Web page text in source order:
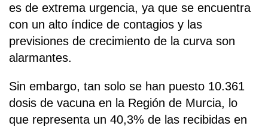
es de extrema urgencia, ya que se encuentra
con un alto índice de contagios y las
previsiones de crecimiento de la curva son
alarmantes.
Sin embargo, tan solo se han puesto 10.361
dosis de vacuna en la Región de Murcia, lo
que representa un 40,3% de las recibidas en